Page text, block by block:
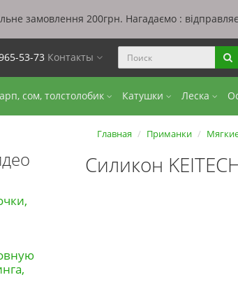
замовлення 200грн. Нагадаємо :
53-73 Контакты
сом, толстолобик Катушки Леска
Главная Приманки
Силикон